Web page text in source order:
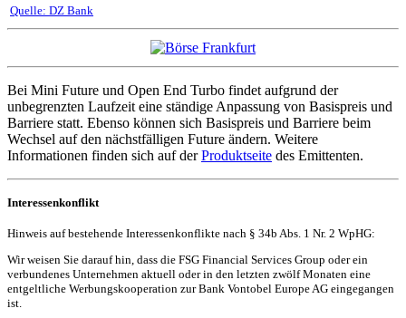
Quelle: DZ Bank
Bei Mini Future und Open End Turbo findet aufgrund der
unbegrenzten Laufzeit eine ständige Anpassung von Basispreis und
Barriere statt. Ebenso können sich Basispreis und Barriere beim
Wechsel auf den nächstfälligen Future ändern. Weitere
Informationen finden sich auf derProduktseite des Emittenten.
Interessenkonflikt
Hinweis auf bestehende Interessenkonflikte nach § 34b Abs. 1 Nr. 2 WpHG:
Wir weisen Sie darauf hin, dass die FSG Financial Services Group oder ein
verbundenes Unternehmen aktuell oder in den letzten zwölf Monaten eine
entgeltliche Werbungskooperation zur Bank Vontobel Europe AG eingegangen
ist.